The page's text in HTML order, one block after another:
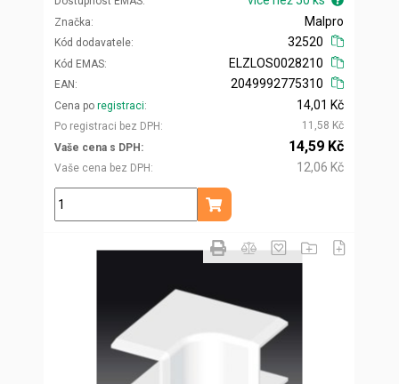
Značka
Kód dodavatele
Malpro
32520
Kód EMAS
EAN
ELZLOS0028210
2049992775310
Cena po registraci
Po registraci bez DPH
14,01 Kč
11,58 Kč
Vaše cena s DPH
Vaše cena bez DPH
14,59 Kč
12,06 Kč
ks
Přidat do košíku